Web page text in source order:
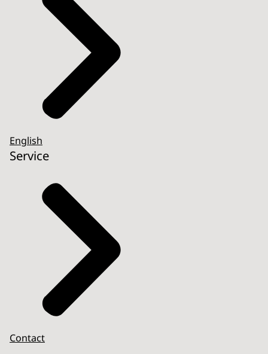
English
Service
Contact